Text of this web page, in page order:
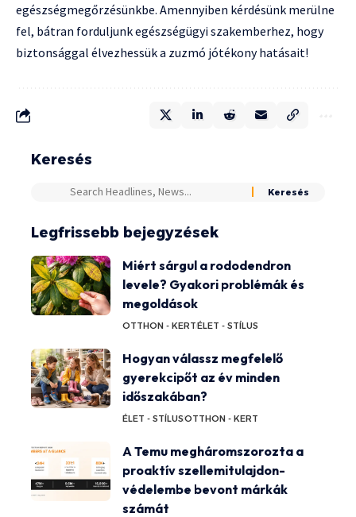
egészségmegőrzésünkbe. Amennyiben kérdésünk merülne
fel, bátran forduljunk egészségügyi szakemberhez, hogy
biztonsággal élvezhessük a zuzmó jótékony hatásait!
Keresés
Legfrissebb bejegyzések
Miért sárgul a rododendron
levele? Gyakori problémák és
megoldások
OTTHON - KERTÉLET - STÍLUS
Hogyan válassz megfelelő
gyerekcipőt az év minden
időszakában?
ÉLET - STÍLUSOTTHON - KERT
A Temu megháromszorozta a
proaktív szellemitulajdon-
védelembe bevont márkák
számát